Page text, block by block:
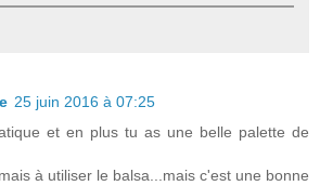
25 juin 2016 à 07:25
et en plus tu as une belle palette de
à utiliser le balsa...mais c'est une bonne